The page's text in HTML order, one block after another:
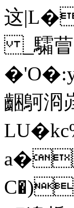
这
_驦萺
�'O�:yr
齫鴚浻
a�